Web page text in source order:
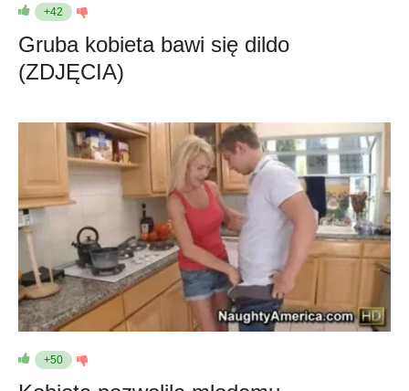
+42
Gruba kobieta bawi się dildo
(ZDJĘCIA)
+50